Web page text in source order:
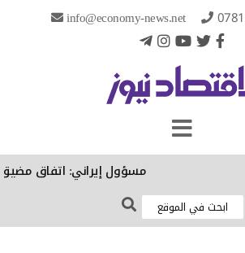
info@economy-news.net
مسؤول إيراني: اتفاق مضيق